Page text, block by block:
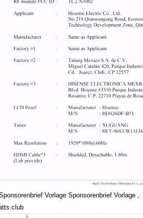
Vorlage Sponsorenbrief Vorlage ,